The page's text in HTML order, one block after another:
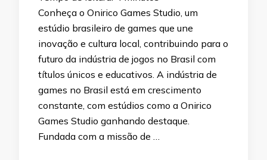
Conheça o Onirico Games Studio, um
estúdio brasileiro de games que une
inovação e cultura local, contribuindo para o
futuro da indústria de jogos no Brasil com
títulos únicos e educativos. A indústria de
games no Brasil está em crescimento
constante, com estúdios como a Onirico
Games Studio ganhando destaque.
Fundada com a missão de …